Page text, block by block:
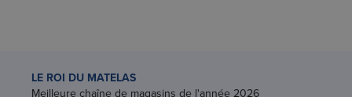
LE ROI DU MATELAS
Meilleure chaîne de magasins de l'année 2026